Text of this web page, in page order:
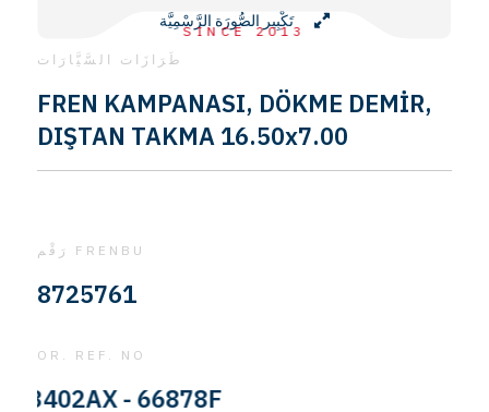
SINCE 2013
تَكْبِير الصُّورَة الرَّسْمِيَّة
طَرَازَات السَّيَّارَات
FREN KAMPANASI, DÖKME DEMİR,
DIŞTAN TAKMA 16.50x7.00
رَقْم FRENBU
8725761
OR. REF. NO
- 66878F